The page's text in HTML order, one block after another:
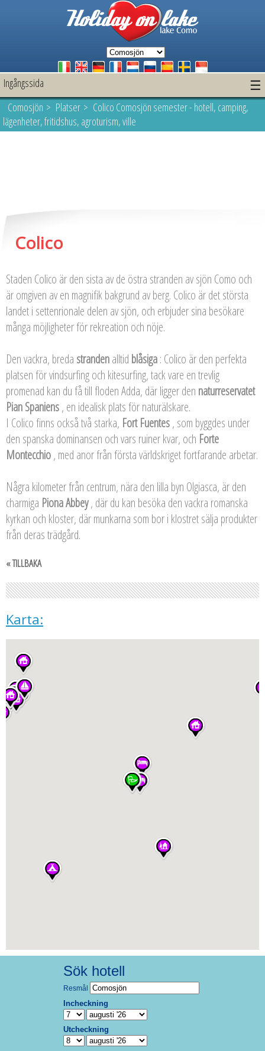
Ingångssida ☰
Comosjön > Platser > Colico Comosjön semester - hotell, camping,
lägenheter, fritidshus, agroturism, ville
Colico
Staden Colico är den sista av de östra stranden av sjön Como och
är omgiven av en magnifik bakgrund av berg. Colico är det största
landet i settenrionale delen av sjön, och erbjuder sina besökare
många möjligheter för rekreation och nöje.
Den vackra, breda strandenalltid blåsiga: Colico är den perfekta
platsen för vindsurfing och kitesurfing, tack vare en trevlig
promenad kan du få till floden Adda, där ligger den naturreservatet
Pian Spaniens, en idealisk plats för naturälskare.
I Colico finns också två starka, Fort Fuentes, som byggdes under
den spanska dominansen och vars ruiner kvar, och Forte
Montecchio, med anor från första världskriget fortfarande arbetar.
Några kilometer från centrum, nära den lilla byn Olgiasca, är den
charmiga Piona Abbey, där du kan besöka den vackra romanska
kyrkan och kloster, där munkarna som bor i klostret sälja produkter
från deras trädgård.
« TILLBAKA
Karta: